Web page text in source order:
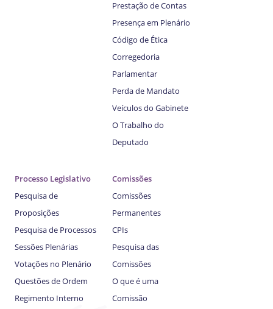
Prestação de Contas
Presença em Plenário
Código de Ética
Corregedoria
Parlamentar
Perda de Mandato
Veículos do Gabinete
O Trabalho do
Deputado
Processo Legislativo
Pesquisa de
Proposições
Pesquisa de Processos
Sessões Plenárias
Votações no Plenário
Questões de Ordem
Regimento Interno
Comissões
Comissões
Permanentes
CPIs
Pesquisa das
Comissões
O que é uma
Comissão